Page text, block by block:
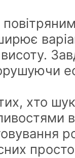
хто